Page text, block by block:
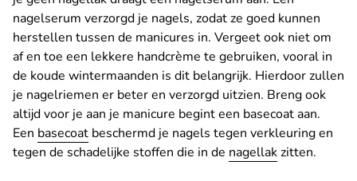
nagelserum verzorgd je nagels, zodat ze goed kunnen
herstellen tussen de manicures in. Vergeet ook niet om
af en toe een lekkere handcrème te gebruiken, vooral in
de koude wintermaanden is dit belangrijk. Hierdoor zullen
je nagelriemen er beter en verzorgd uitzien. Breng ook
altijd voor je aan je manicure begint een basecoat aan.
Een basecoat beschermd je nagels tegen verkleuring en
tegen de schadelijke stoffen die in de nagellakzitten.